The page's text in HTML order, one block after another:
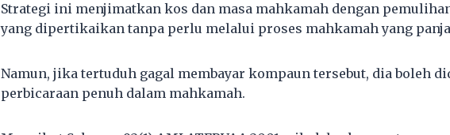
Strategi ini menjimatkan kos dan masa mahkamah dengan
yang dipertikaikan tanpa perlu melalui proses mahkamah yang
Namun, jika tertuduh gagal membayar kompaun tersebut, dia boleh
perbicaraan penuh dalam mahkamah.